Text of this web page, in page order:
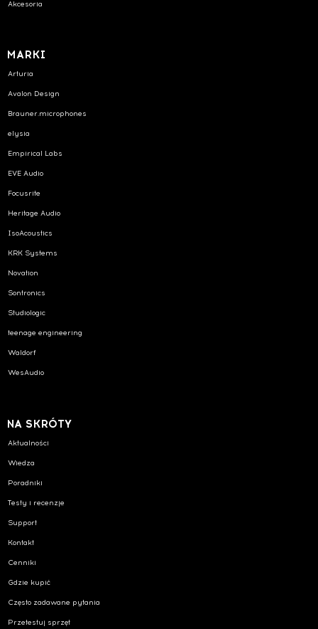
Akcesoria
MARKI
Arturia
Avalon Design
Brauner.microphones
elysia
Empirical Labs
EVE Audio
Focusrite
Heritage Audio
IsoAcoustics
KRK Systems
Novation
Sontronics
Studiologic
teenage engineering
Waldorf
WesAudio
NA SKRÓTY
Aktualności
Wiedza
Poradniki
Testy i recenzje
Support
Kontakt
Cenniki
Gdzie kupić
Często zadawane pytania
Przetestuj sprzęt